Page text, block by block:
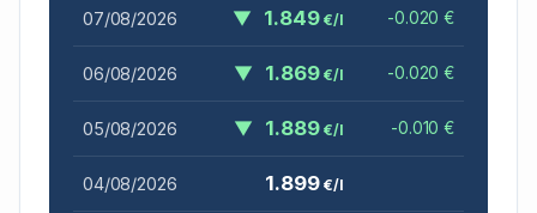
07/08/2026 ▼ 1.849€/l -0.020 €
06/08/2026 ▼ 1.869€/l -0.020 €
05/08/2026 ▼ 1.889€/l -0.010 €
04/08/2026 1.899€/l